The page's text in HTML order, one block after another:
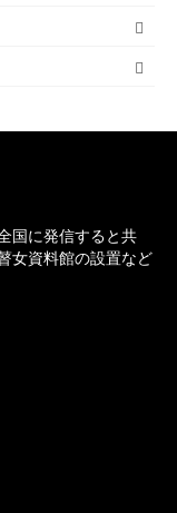
国に発信すると共
女資料館の設置など